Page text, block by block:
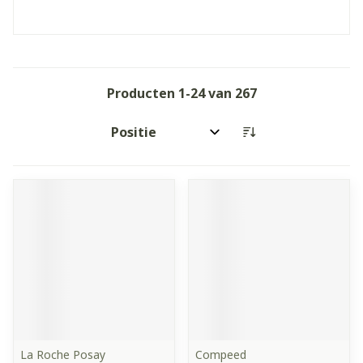
Producten 1-24van 267
Sorteer op:
La Roche Posay
Compeed